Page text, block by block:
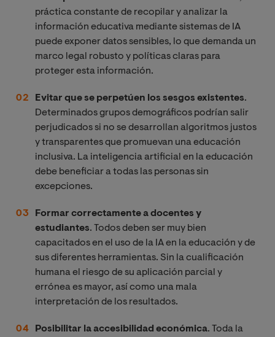
práctica constante de recopilar y analizar la
información educativa mediante sistemas de IA
puede exponer datos sensibles, lo que demanda un
marco legal robusto y políticas claras para
proteger esta información.
Evitar que se perpetúen los sesgos existentes.
Determinados grupos demográficos podrían salir
perjudicados si no se desarrollan algoritmos justos
y transparentes que promuevan una educación
inclusiva. La inteligencia artificial en la educación
debe beneficiar a todas las personas sin
excepciones.
Formar correctamente a docentes y
estudiantes. Todos deben ser muy bien
capacitados en el uso de la IA en la educación y de
sus diferentes herramientas. Sin la cualificación
humana el riesgo de su aplicación parcial y
errónea es mayor, así como una mala
interpretación de los resultados.
Posibilitar la accesibilidad económica. Toda la